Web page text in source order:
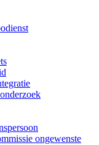
ongewenste